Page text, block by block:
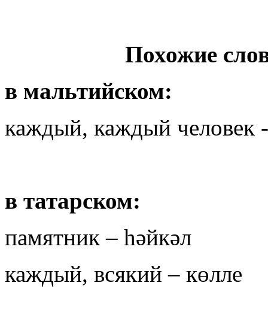
Похожие
в мальтийском:
каждый, каждый человек
в татарском:
памятник – һәйкәл
каждый, всякий – көлле